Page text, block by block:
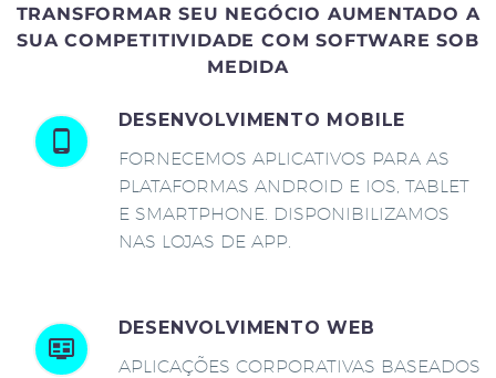
TRANSFORMAR SEU NEGÓCIO AUMENTADO A
SUA COMPETITIVIDADE COM SOFTWARE SOB
MEDIDA
DESENVOLVIMENTO MOBILE
FORNECEMOS APLICATIVOS PARA AS
PLATAFORMAS ANDROID E IOS, TABLET
E SMARTPHONE. DISPONIBILIZAMOS
NAS LOJAS DE APP.
DESENVOLVIMENTO WEB
APLICAÇÕES CORPORATIVAS BASEADOS